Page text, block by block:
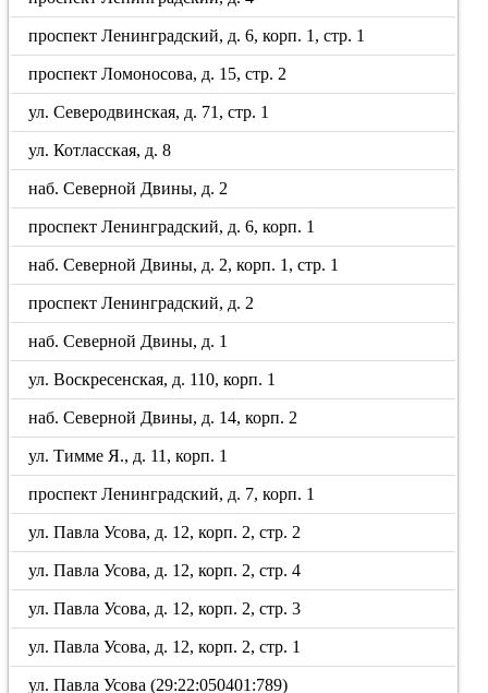
проспект Ленинградский, д. 6, корп. 1, стр. 1
проспект Ломоносова, д. 15, стр. 2
ул. Северодвинская, д. 71, стр. 1
ул. Котласская, д. 8
наб. Северной Двины, д. 2
проспект Ленинградский, д. 6, корп. 1
наб. Северной Двины, д. 2, корп. 1, стр. 1
проспект Ленинградский, д. 2
наб. Северной Двины, д. 1
ул. Воскресенская, д. 110, корп. 1
наб. Северной Двины, д. 14, корп. 2
ул. Тимме Я., д. 11, корп. 1
проспект Ленинградский, д. 7, корп. 1
ул. Павла Усова, д. 12, корп. 2, стр. 2
ул. Павла Усова, д. 12, корп. 2, стр. 4
ул. Павла Усова, д. 12, корп. 2, стр. 3
ул. Павла Усова, д. 12, корп. 2, стр. 1
ул. Павла Усова (29:22:050401:789)